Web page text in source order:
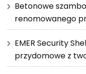
Betonowe
renomowanego
EMER Security
przydomowe z